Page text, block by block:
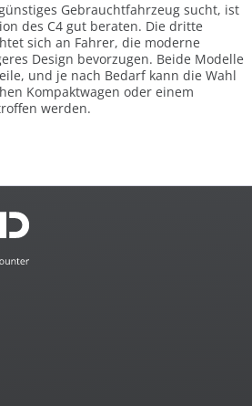
Gebrauchtfahrzeug sucht, ist
des C4 gut beraten. Die dritte
sich an Fahrer, die moderne
Design bevorzugen. Beide Modelle
und je nach Bedarf kann die Wahl
Kompaktwagen oder einem
werden.